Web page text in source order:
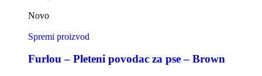
Novo
Spremi proizvod
Furlou – Pleteni povodac za pse – Brown